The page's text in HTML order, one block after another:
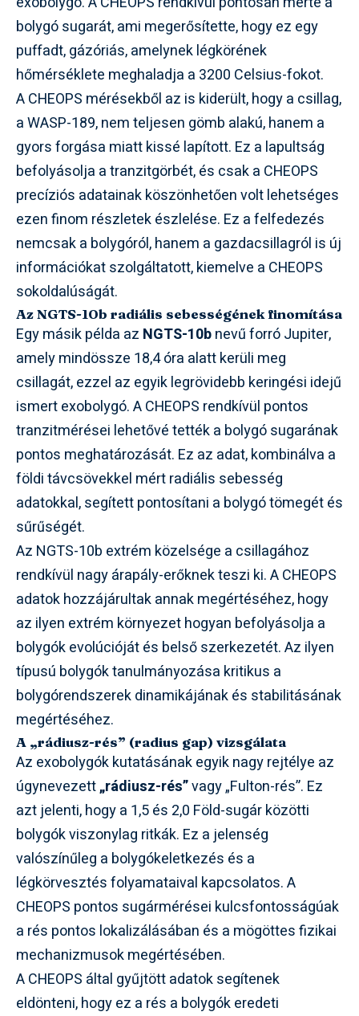
bolygó sugarát, ami megerősítette, hogy ez egy
puffadt, gázóriás, amelynek légkörének
hőmérséklete meghaladja a 3200 Celsius-fokot.
A CHEOPS mérésekből az is kiderült, hogy a csillag,
a WASP-189, nem teljesen gömb alakú, hanem a
gyors forgása miatt kissé lapított. Ez a lapultság
befolyásolja a tranzitgörbét, és csak a CHEOPS
precíziós adatainak köszönhetően volt lehetséges
ezen finom részletek észlelése. Ez a felfedezés
nemcsak a bolygóról, hanem a gazdacsillagról is új
információkat szolgáltatott, kiemelve a CHEOPS
sokoldalúságát.
Az NGTS-10b radiális sebességének finomítása
Egy másik példa az NGTS-10bnevű forró Jupiter,
amely mindössze 18,4 óra alatt kerüli meg
csillagát, ezzel az egyik legrövidebb keringési idejű
ismert exobolygó. A CHEOPS rendkívül pontos
tranzitmérései lehetővé tették a bolygó sugarának
pontos meghatározását. Ez az adat, kombinálva a
földi távcsövekkel mért radiális sebesség
adatokkal, segített pontosítani a bolygó tömegét és
sűrűségét.
Az NGTS-10b extrém közelsége a csillagához
rendkívül nagy árapály-erőknek teszi ki. A CHEOPS
adatok hozzájárultak annak megértéséhez, hogy
az ilyen extrém környezet hogyan befolyásolja a
bolygók evolúcióját és belső szerkezetét. Az ilyen
típusú bolygók tanulmányozása kritikus a
bolygórendszerek dinamikájának és stabilitásának
megértéséhez.
A „rádiusz-rés” (radius gap) vizsgálata
Az exobolygók kutatásának egyik nagy rejtélye az
úgynevezett„rádiusz-rés”vagy „Fulton-rés”. Ez
azt jelenti, hogy a 1,5 és 2,0 Föld-sugár közötti
bolygók viszonylag ritkák. Ez a jelenség
valószínűleg a bolygókeletkezés és a
légkörvesztés folyamataival kapcsolatos. A
CHEOPS pontos sugármérései kulcsfontosságúak
a rés pontos lokalizálásában és a mögöttes fizikai
mechanizmusok megértésében.
A CHEOPS által gyűjtött adatok segítenek
eldönteni, hogy ez a rés a bolygók eredeti